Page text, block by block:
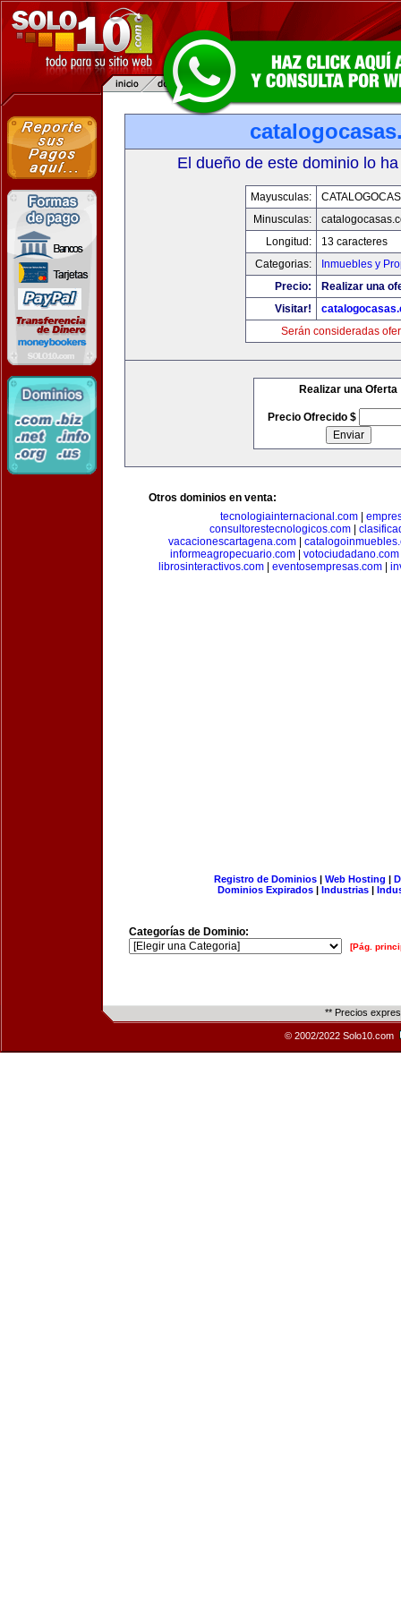
El dueño de este dominio lo
Mayusculas:
Minusculas:
Longitud:
13 caracteres
Categorias:
Inmuebles y
Precio:
Realizar una
Visitar!
Serán consideradas
Realizar una Oferta
Precio Ofrecido $
Otros dominios en venta:
tecnologiainternacional.com|
consultorestecnologicos.com
vacacionescartagena.com
informeagropecuario.com| votociudadano.com
librosinteractivos.com| eventosempresas.com|
Registro de Dominios| Web Hosting |
Dominios Expirados | Industrias |
Categorías de Dominio:
[Pág.
** Precios
© 2002/2022 Solo10.com